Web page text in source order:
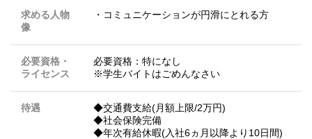
求める人物
像
・コミュニケーションが円滑にとれる方
必要資格・
ライセンス
必要資格：特になし
※学生バイトはごめんなさい
待遇
◆交通費支給(月額上限/2万円)
◆社会保険完備
◆年次有給休暇(入社6ヵ月以降より10日間)